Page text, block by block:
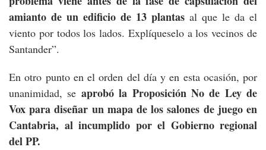
amianto de un edificio de 13 plantas al que le da el
viento por todos los lados. Explíqueselo a los vecinos de
Santander”.
En otro punto en el orden del día y en esta ocasión, por
unanimidad, se aprobó la Proposición No de Ley de
Vox para diseñar un mapa de los salones de juego en
Cantabria, al incumplido por el Gobierno regional
del PP.